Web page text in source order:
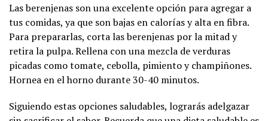
Las berenjenas son una excelente opción para agregar a
tus comidas, ya que son bajas en calorías y alta en fibra.
Para prepararlas, corta las berenjenas por la mitad y
retira la pulpa. Rellena con una mezcla de verduras
picadas como tomate, cebolla, pimiento y champiñones.
Hornea en el horno durante 30-40 minutos.
Siguiendo estas opciones saludables, lograrás adelgazar